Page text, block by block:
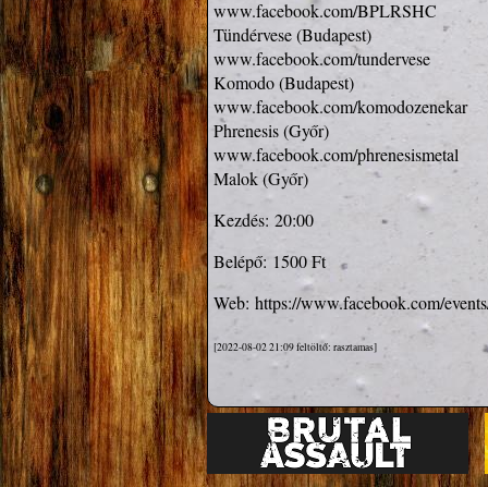
www.facebook.com/BPLRSHC
www.facebook.com/tundervese
www.facebook.com/komodozenekar
www.facebook.com/phrenesismetal
Malok (Győr)
Kezdés: 20:00
Belépő: 1500 Ft
Web: https://www.facebook.com/
[2022-08-02 21:09 feltöltő: rasztamas]